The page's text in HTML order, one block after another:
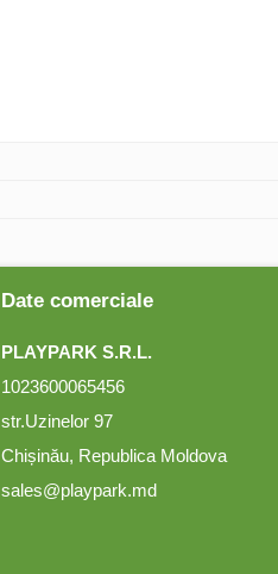
Date comerciale
PLAYPARK S.R.L.
1023600065456
str.Uzinelor 97
Chișinău, Republica Moldova
sales@playpark.md